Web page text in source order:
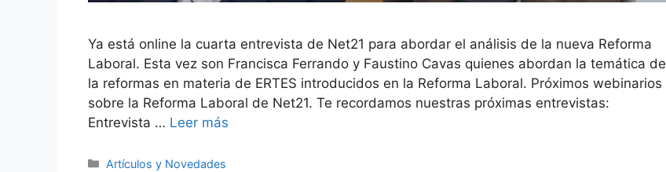
Ya está online la cuarta entrevista de Net21 para abordar el análisis de la nueva Reforma
Laboral. Esta vez son Francisca Ferrando y Faustino Cavas quienes abordan la temática de
la reformas en materia de ERTES introducidos en la Reforma Laboral. Próximos webinarios
sobre la Reforma Laboral de Net21. Te recordamos nuestras próximas entrevistas:
Entrevista … Leer más
Artículos y Novedades